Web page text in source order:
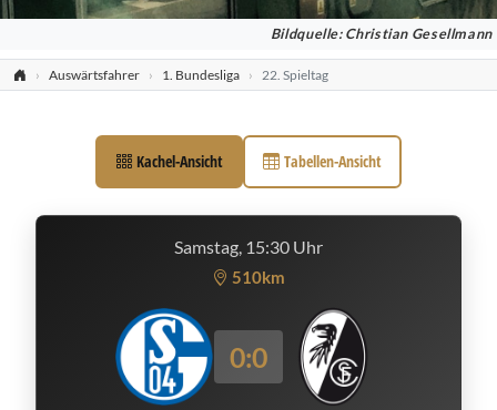
Bildquelle: Christian Gesellmann
Auswärtsfahrer 1. Bundesliga 22. Spieltag
Kachel-Ansicht Tabellen-Ansicht
Samstag, 15:30 Uhr
510km
0:0